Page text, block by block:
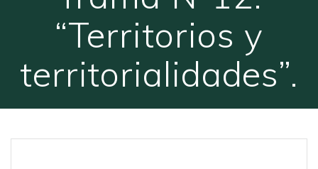
“Territorios y
territorialidades”.